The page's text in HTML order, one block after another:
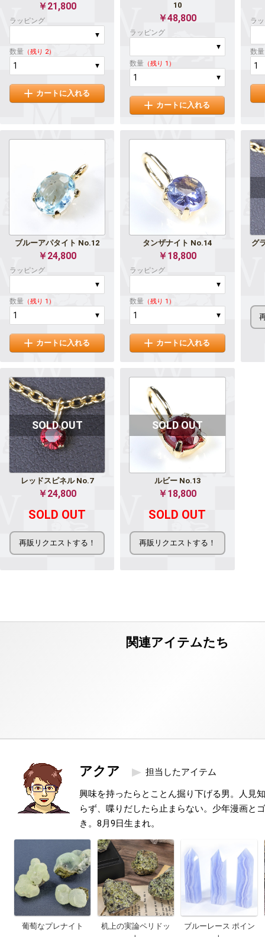
￥21,800
ラッピング
数量 （残り 2）
カートに入れる
10
￥48,800
ラッピング
数量 （残り 1）
カートに入れる
ラ
数量
ブルーアパタイト No.12
￥24,800
ラッピング
数量 （残り 1）
カートに入れる
タンザナイト No.14
￥18,800
ラッピング
数量 （残り 1）
カートに入れる
グ
レッドスピネル No.7
￥24,800
SOLD OUT
ルビー No.13
￥18,800
SOLD OUT
アクア 担当したアイテム
興味を持ったらとことん掘り下げる男。人見
らず、喋りだしたら止まらない。少年漫画と
き。8月9日生まれ。
葡萄なプレナイト
机上の実論ペリドッ
ブルーレース ポイン